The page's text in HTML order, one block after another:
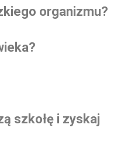
organizmu?
szkołę i zyskaj